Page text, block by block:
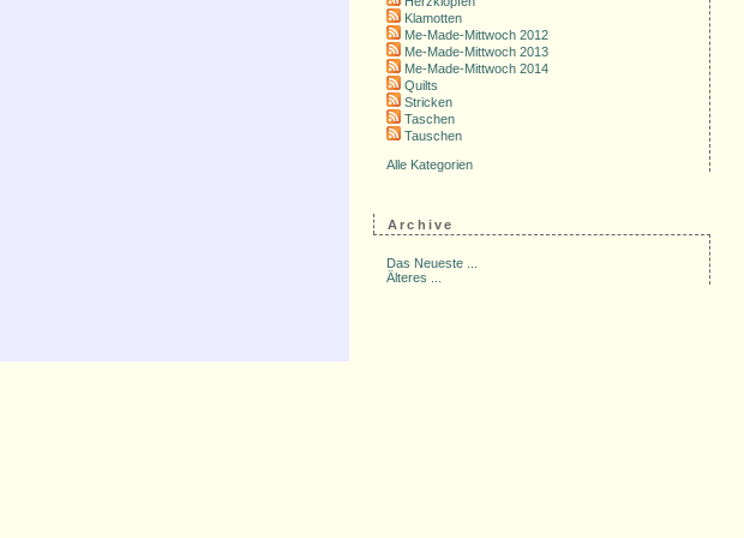
Klamotten
Me-Made-Mittwoch 2012
Me-Made-Mittwoch 2013
Me-Made-Mittwoch 2014
Quilts
Stricken
Taschen
Tauschen
Alle Kategorien
Archive
Das Neueste ...
Älteres ...